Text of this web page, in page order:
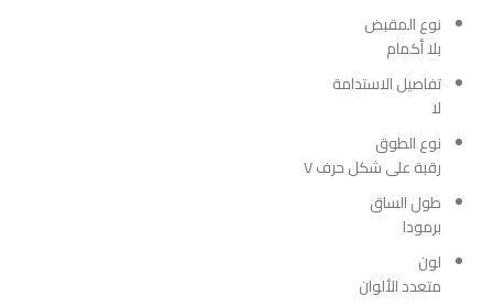
نوع المقبض
بلا أكمام
تفاصيل الاستدامة
لا
نوع الطوق
رقبة على شكل حرف V
طول الساق
برمودا
لون
متعدد الألوان